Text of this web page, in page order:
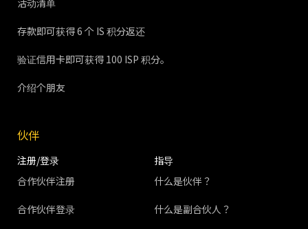
存款即可获得 6 个 IS 积分返还
验证信用卡即可获得 100 ISP 积分。
介绍个朋友
伙伴
注册/登录
合作伙伴注册
合作伙伴登录
指导
什么是伙伴？
什么是副合伙人？